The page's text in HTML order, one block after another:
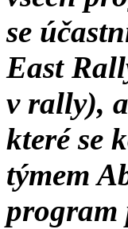
se
East
v rally),
které se
týmem
program